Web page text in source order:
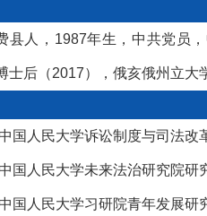
县人，1987年生，中共党员
士后（2017），俄亥俄州立
人民大学诉讼制度与司法改
人民大学未来法治研究院研
人民大学习研院青年发展研